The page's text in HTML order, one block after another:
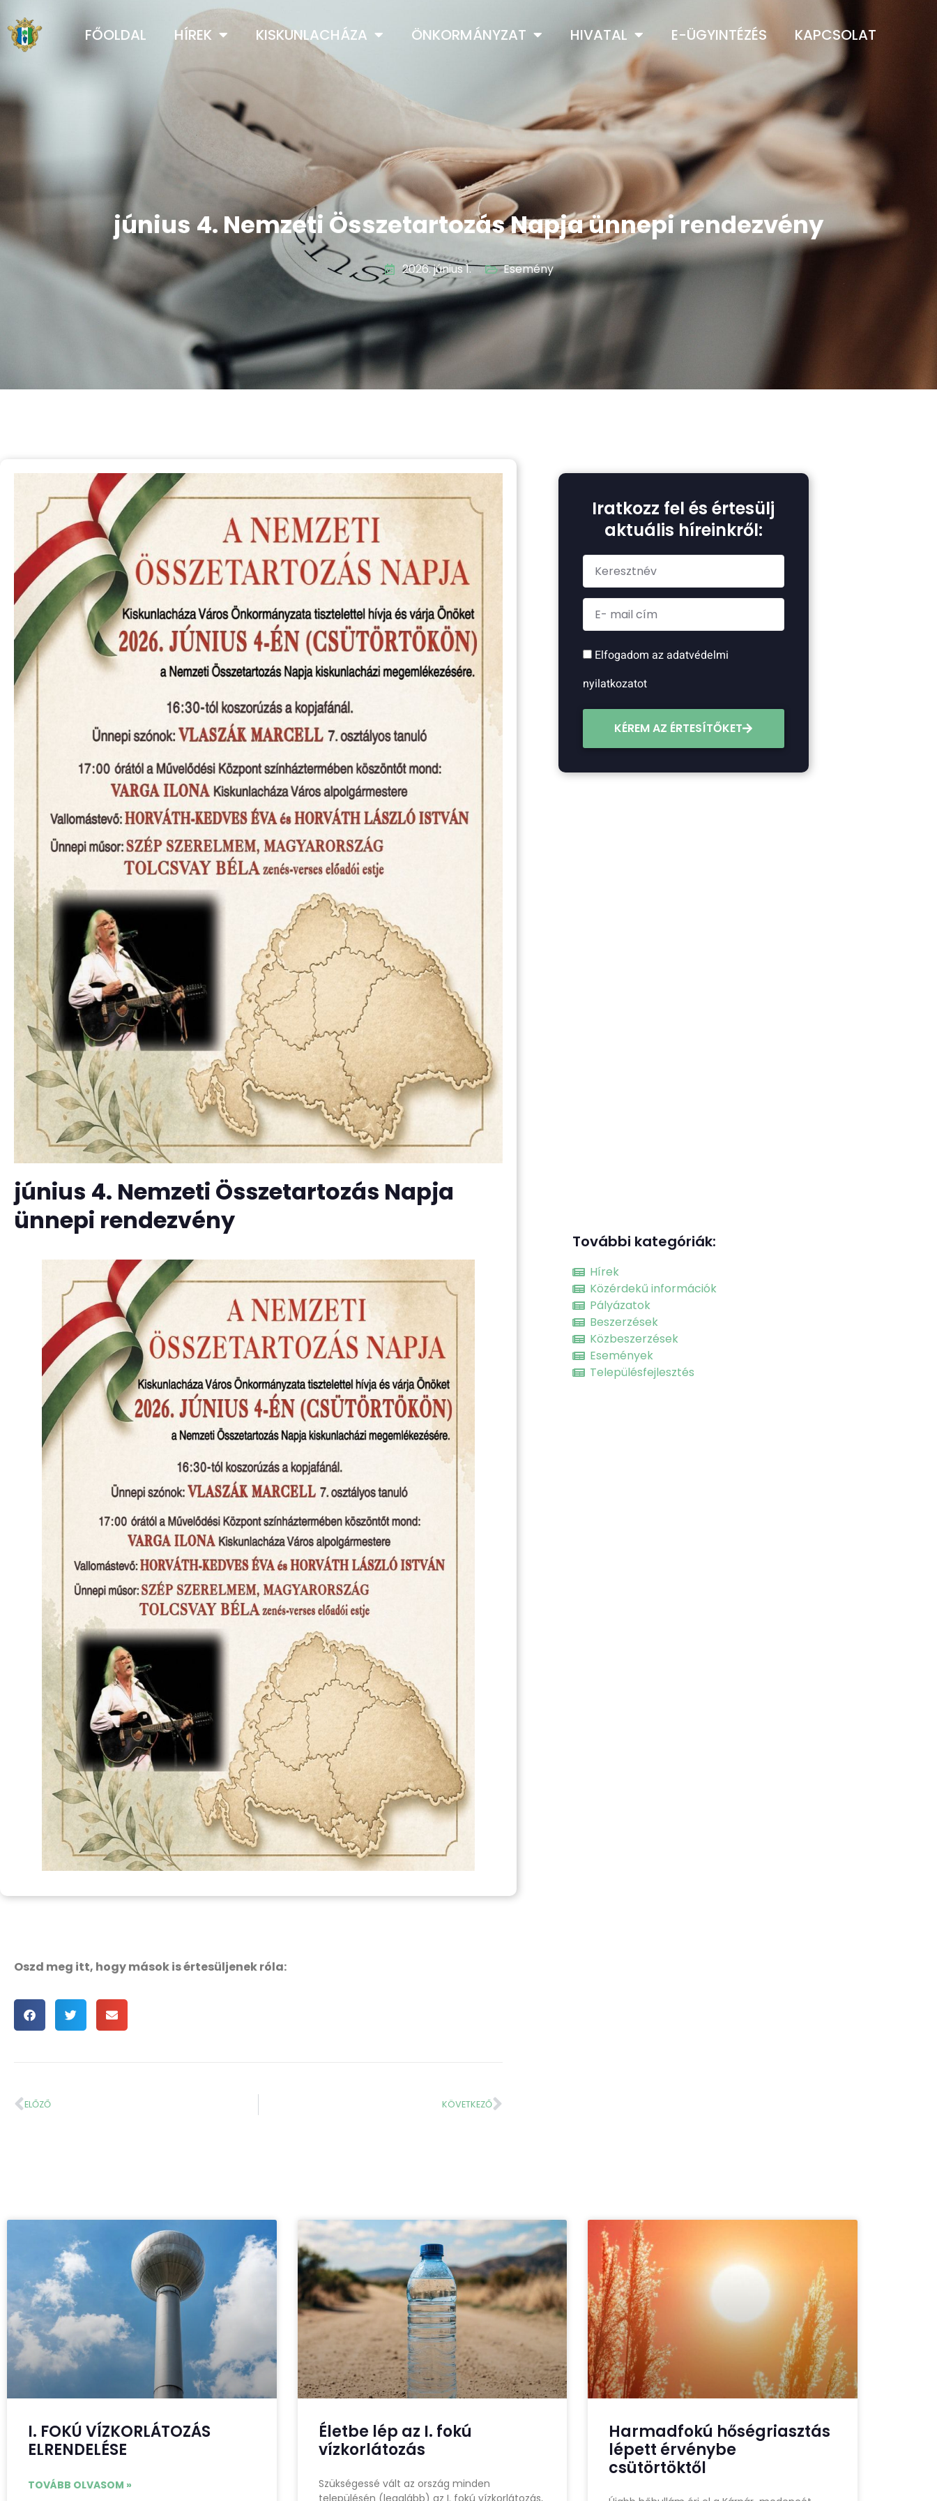
FŐOLDAL HÍREK KISKUNLACHÁZA ÖNKORMÁNYZAT HIVATAL E-ÜGYINTÉZÉS KAPCSOLAT
június 4. Nemzeti Összetartozás Napja ünnepi rendezvény
2026. június 1. Esemény
június 4. Nemzeti Összetartozás Napja
ünnepi rendezvény
Iratkozz fel és értesülj
aktuális híreinkről:
Elfogadom az adatvédelmi
nyilatkozatot
KÉREM AZ ÉRTESÍTŐKET
További kategóriák:
Hírek
Közérdekű információk
Pályázatok
Beszerzések
Közbeszerzések
Események
Településfejlesztés
Oszd meg itt, hogy mások is értesüljenek róla:
ELŐZŐ KÖVETKEZŐ
I. FOKÚ VÍZKORLÁTOZÁS
ELRENDELÉSE
TOVÁBB OLVASOM »
Életbe lép az I. fokú
vízkorlátozás
Szükségessé vált az ország minden
településén (legalább) az I. fokú vízkorlátozás,
Harmadfokú hőségriasztás
lépett érvénybe
csütörtöktől